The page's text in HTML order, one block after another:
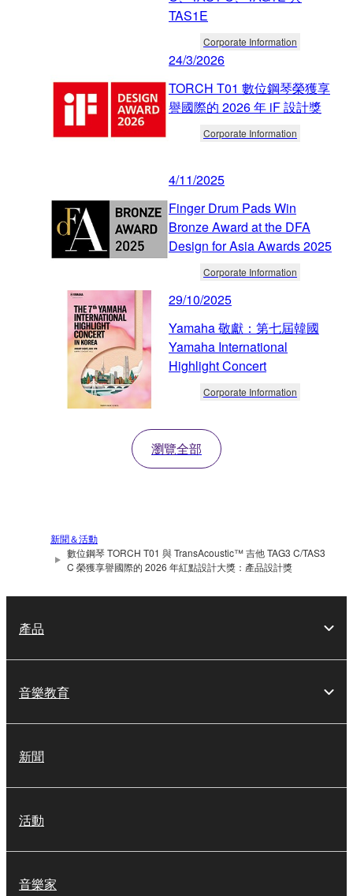
TAS1E
Corporate Information
24/3/2026
TORCH T01 數位鋼琴榮獲享
譽國際的 2026 年 iF 設計獎
Corporate Information
4/11/2025
Finger Drum Pads Win
Bronze Award at the DFA
Design for Asia Awards 2025
Corporate Information
29/10/2025
Yamaha 敬獻：第七屆韓國
Yamaha International
Highlight Concert
Corporate Information
瀏覽全部
新聞＆活動
數位鋼琴 TORCH T01 與 TransAcoustic™ 吉他 TAG3 C/TAS3
C 榮獲享譽國際的 2026 年紅點設計大獎：產品設計獎
產品
音樂教育
新聞
活動
音樂家